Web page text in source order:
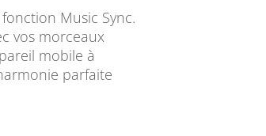
Music Sync.
vos morceaux
mobile à
parfaite